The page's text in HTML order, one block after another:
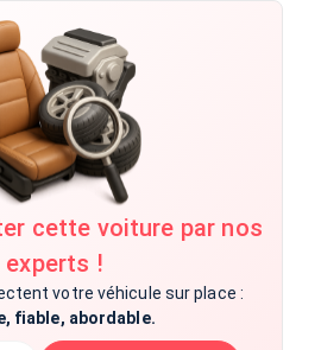
cette voiture par nos
experts !
votre véhicule sur place :
fiable, abordable.